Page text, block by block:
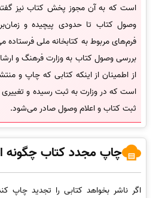
است که به آن مجوز پخش کتاب نیز
وصول کتاب تا حدودی پیچیده و
فرم‌های مربوط به کتابخانه ملی فرستاده
بررسی وصول کتاب به وزارت فرهنگ و
از اطمینان از اینکه کتابی که چاپ و
است که در وزارت به ثبت رسیده و تغییری
ثبت کتاب و اعلام وصول صادر می‌شود.
چاپ مجدد کتاب چگونه
اگر ناشر بخواهد کتابی را تجدید چاپ